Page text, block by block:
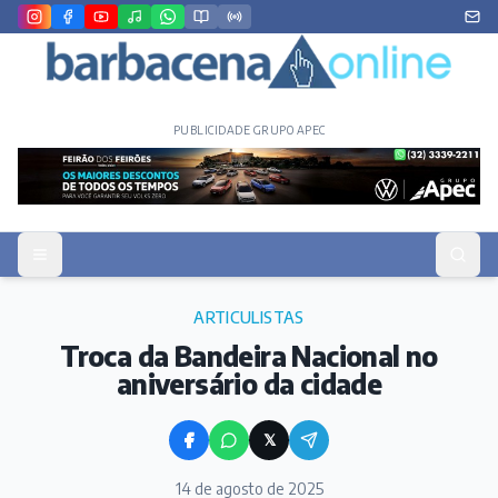
PUBLICIDADE GRUPO APEC
ARTICULISTAS
Troca da Bandeira Nacional no
aniversário da cidade
𝕏
14 de agosto de 2025